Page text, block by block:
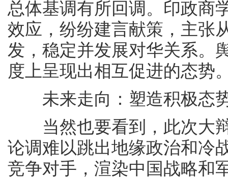
总体基调有所回调。印政商
效应，纷纷建言献策，主张
发，稳定并发展对华关系。
度上呈现出相互促进的态势
未来走向：塑造积极态
当然也要看到，此次大辩
论调难以跳出地缘政治和冷
竞争对手，渲染中国战略和